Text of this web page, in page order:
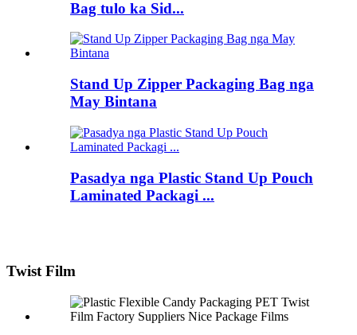
Bag tulo ka Sid...
Stand Up Zipper Packaging Bag nga
May Bintana
Pasadya nga Plastic Stand Up Pouch
Laminated Packagi ...
Twist Film